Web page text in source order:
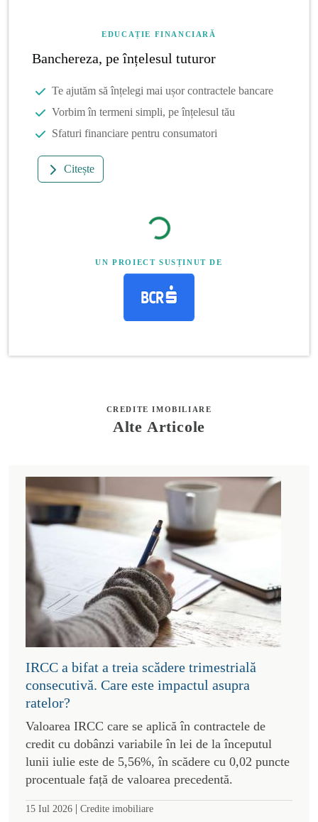
EDUCAȚIE FINANCIARĂ
Banchereza, pe înțelesul tuturor
Te ajutăm să înțelegi mai ușor contractele bancare
Vorbim în termeni simpli, pe înțelesul tău
Sfaturi financiare pentru consumatori
Citește
UN PROIECT SUSȚINUT DE
CREDITE IMOBILIARE
Alte Articole
IRCC a bifat a treia scădere trimestrială
consecutivă. Care este impactul asupra
ratelor?
Valoarea IRCC care se aplică în contractele de
credit cu dobânzi variabile în lei de la începutul
lunii iulie este de 5,56%, în scădere cu 0,02 puncte
procentuale față de valoarea precedentă.
15 Iul 2026 | Credite imobiliare